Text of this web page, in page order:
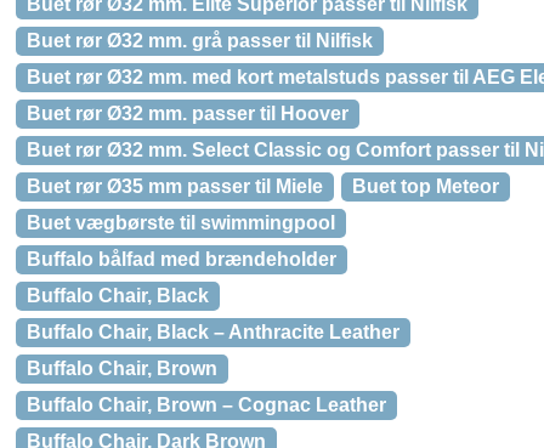
Buet rør Ø32 mm. Elite Superior passer til Nilfisk
Buet rør Ø32 mm. grå passer til Nilfisk
Buet rør Ø32 mm. med kort metalstuds passer til AEG
Buet rør Ø32 mm. passer til Hoover
Buet rør Ø32 mm. Select Classic og Comfort passer til
Buet rør Ø35 mm passer til Miele
Buet top Meteor
Buet vægbørste til swimmingpool
Buffalo bålfad med brændeholder
Buffalo Chair, Black
Buffalo Chair, Black – Anthracite Leather
Buffalo Chair, Brown
Buffalo Chair, Brown – Cognac Leather
Buffalo Chair, Dark Brown